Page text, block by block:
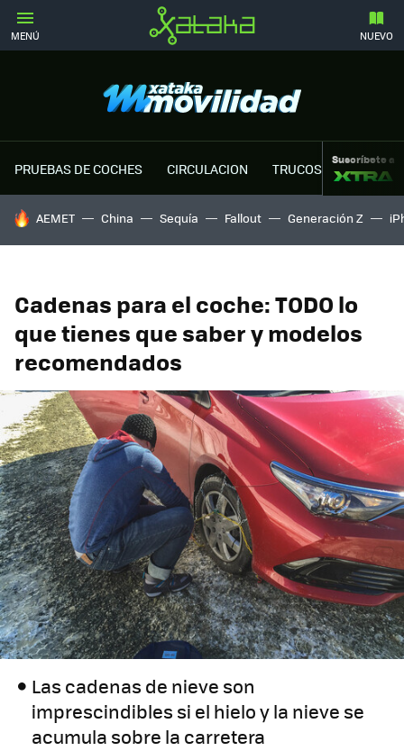
MENÚ NUEVO
PRUEBAS DE COCHES CIRCULACION TRUCOS MOTOR
Suscríbete a
HOY SE HABLA DE
AEMET China Sequía Fallout Generación Z
Cadenas para el coche: TODO lo
que tienes que saber y modelos
recomendados
Las cadenas de nieve son
imprescindibles si el hielo y la nieve se
acumula sobre la carretera